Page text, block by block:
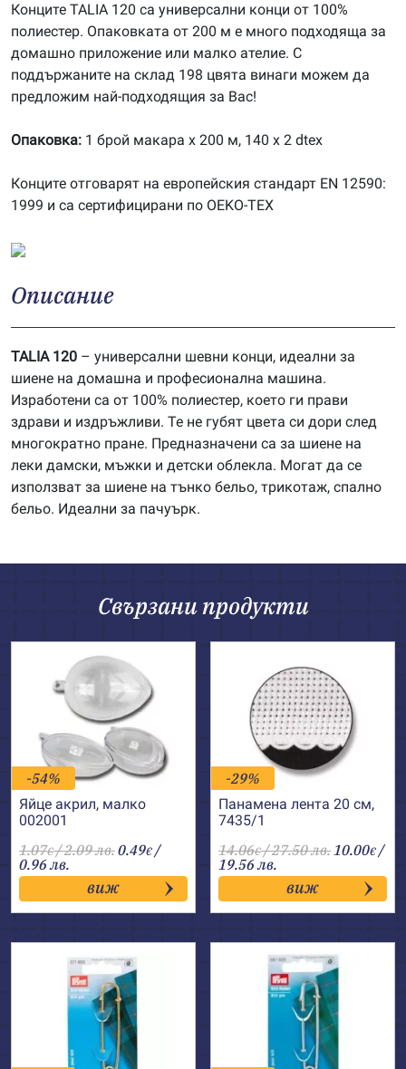
7222
Конците TALIA 120 са универсални конци от 100%
полиестер. Опаковката от 200 м е много подходяща за
домашно приложение или малко ателие. С
поддържаните на склад 198 цвята винаги можем да
предложим най-подходящия за Вас!
Опаковка: 1 брой макара х 200 м, 140 x 2 dtex
Конците отговарят на европейския стандарт EN 12590:
1999 и са сертифицирани по OEKO-TEX
Описание
TALIA 120 – универсални шевни конци, идеални за
шиене на домашна и професионална машина.
Изработени са от 100% полиестер, което ги прави
здрави и издръжливи. Те не губят цвета си дори след
многократно пране. Предназначени са за шиене на
леки дамски, мъжки и детски облекла. Могат да се
използват за шиене на тънко бельо, трикотаж, спално
бельо. Идеални за пачуърк.
Свързани продукти
-54%
Яйце акрил, малко
002001
1.07€/ 2.09 лв.0.49€ /
0.96 лв.
виж
-29%
Панамена лента 20 см,
7435/1
14.06€/ 27.50 лв.10.00€ /
19.56 лв.
виж